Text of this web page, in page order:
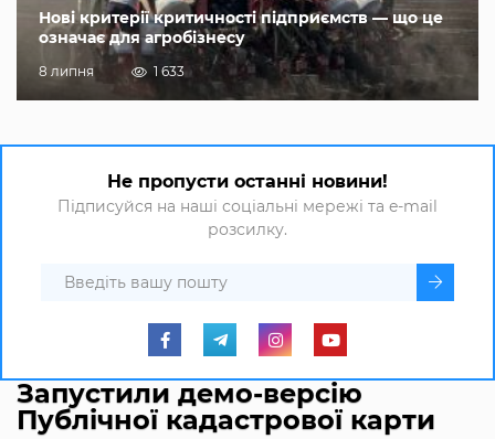
Нові критерії критичності підприємств — що це
означає для агробізнесу
8 липня 1 633
Не пропусти останні новини!
Підписуйся на наші соціальні мережі та e-mail
розсилку.
Запустили демо-версію
Публічної кадастрової карти